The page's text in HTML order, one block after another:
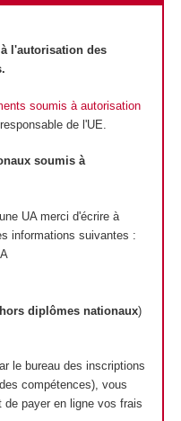
l'autorisation des
soumis à autorisation
de l'UE.
soumis à
UAmerci d'écrire à
informations suivantes :
diplômes nationaux)
le bureau des inscriptions
compétences), vous
de payer en ligne vos frais